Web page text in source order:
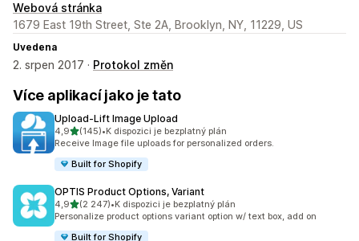
Webová stránka
1679 East 19th Street, Ste 2A, Brooklyn, NY, 11229, US
Uvedena
2. srpen 2017 · Protokol změn
Více aplikací jako je tato
Upload‑Lift Image Upload
4,9z 5 hvězd
(145)
Celkový počet recenzí: 145
•K dispozici je bezplatný plán
Receive Image file uploads for personalized orders.
Built for Shopify
OPTIS Product Options, Variant
4,9z 5 hvězd
(2 247)
Celkový počet recenzí: 2247
•K dispozici je bezplatný plán
Personalize product options variant option w/ text box, add on
Built for Shopify